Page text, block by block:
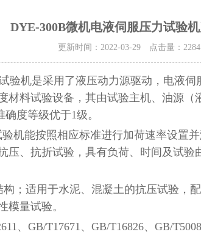
DYE-300B微机电液伺服压力试验
更新时间：2022-03-29 点击量： 2284
验机是采用了液压动力源驱动，电液
材料试验设备，其由试验主机、油源
度等级优于1级。
机能按照相应标准进行加荷速率设置
压、抗折试验，具有负荷、时间及试
；适用于水泥、混凝土的抗压试验，
模量试验。
、GB/T17671、GB/T16826、GB/